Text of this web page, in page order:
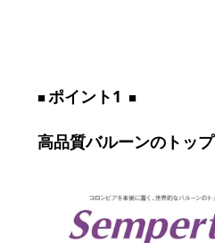
ポイント1
高品質バルーンのトッ